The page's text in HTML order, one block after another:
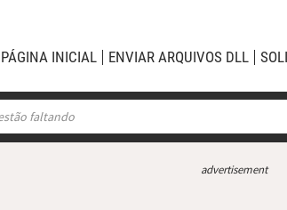
PÁGINA INICIAL ENVIAR ARQUIVOS DLL
advertisement